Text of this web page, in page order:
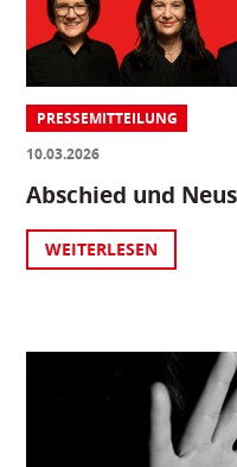
PRESSEMITTEILUNG
10.03.2026
Abschied und
WEITERLESEN